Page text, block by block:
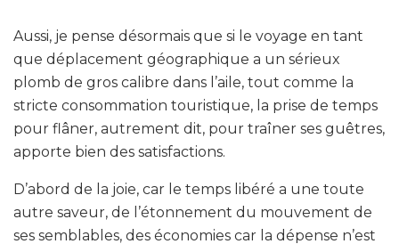
Aussi, je pense désormais que si le voyage en tant
que déplacement géographique a un sérieux
plomb de gros calibre dans l’aile, tout comme la
stricte consommation touristique, la prise de temps
pour flâner, autrement dit, pour traîner ses guêtres,
apporte bien des satisfactions.
D’abord de la joie, car le temps libéré a une toute
autre saveur, de l’étonnement du mouvement de
ses semblables, des économies car la dépense n’est